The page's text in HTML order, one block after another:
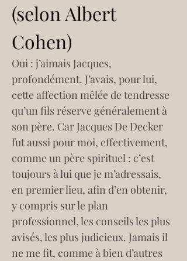
(selon Albert
Cohen)
Oui : j’aimais Jacques,
profondément. J’avais, pour lui,
cette affection mêlée de tendresse
qu’un fils réserve généralement à
son père. Car Jacques De Decker
fut aussi pour moi, effectivement,
comme un père spirituel : c’est
toujours à lui que je m’adressais,
en premier lieu, afin d’en obtenir,
y compris sur le plan
professionnel, les conseils les plus
avisés, les plus judicieux. Jamais il
ne me fit, comme à bien d’autres